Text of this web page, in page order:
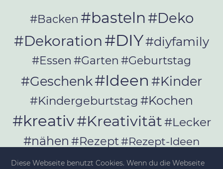
#Backen #basteln#Deko
#Dekoration #DIY#diyfamily
#Essen #Garten #Geburtstag
#Geschenk#Ideen #Kinder
#Kindergeburtstag #Kochen
#kreativ#Kreativität#Lecker
#nähen #Rezept#Rezept-Ideen
#Rezepte#selber_bauen
Diese Webseite benutzt Cookies. Wenn du die Webseite